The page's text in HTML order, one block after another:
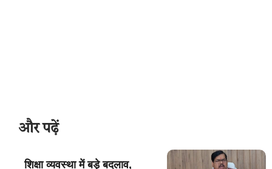
और पढ़ें
शिक्षा व्यवस्था में बड़े बदलाव,